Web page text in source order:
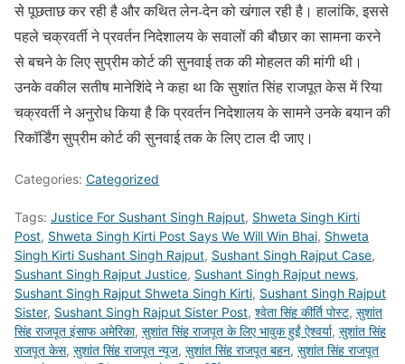
से पूछताछ कर रही है और कथित लेन-देन को खंगाल रही है। हालांकि, इससे
पहले चक्रवर्ती ने प्रवर्तन निदेशालय के सवालों की बौछार का सामना करने
से बचने के लिए सुप्रीम कोर्ट की सुनवाई तक की मोहलत की मांगी थी।
उनके वकील सतीष मानेशिंदे ने कहा था कि सुशांत सिंह राजपूत केस में रिया
चक्रवर्ती ने अनुरोध किया है कि प्रवर्तन निदेशालय के सामने उनके बयान की
रिकॉर्डिंग सुप्रीम कोर्ट की सुनवाई तक के लिए टाल दी जाए।
Categories: Categorized
Tags: Justice For Sushant Singh Rajput, Shweta Singh Kirti
Post, Shweta Singh Kirti Post Says We Will Win Bhai, Shweta
Singh Kirti Sushant Singh Rajput, Sushant Singh Rajput Case,
Sushant Singh Rajput Justice, Sushant Singh Rajput news,
Sushant Singh Rajput Shweta Singh Kirti, Sushant Singh Rajput
Sister, Sushant Singh Rajput Sister Post, श्वेता सिंह कीर्ति पोस्ट, सुशांत
सिंह राजपूत इंसाफ अमेरिका, सुशांत सिंह राजपूत के लिए भावुक हुईं ऐश्वर्या, सुशांत सिंह
राजपूत केस, सुशांत सिंह राजपूत न्यूज, सुशांत सिंह राजपूत बहन, सुशांत सिंह राजपूत